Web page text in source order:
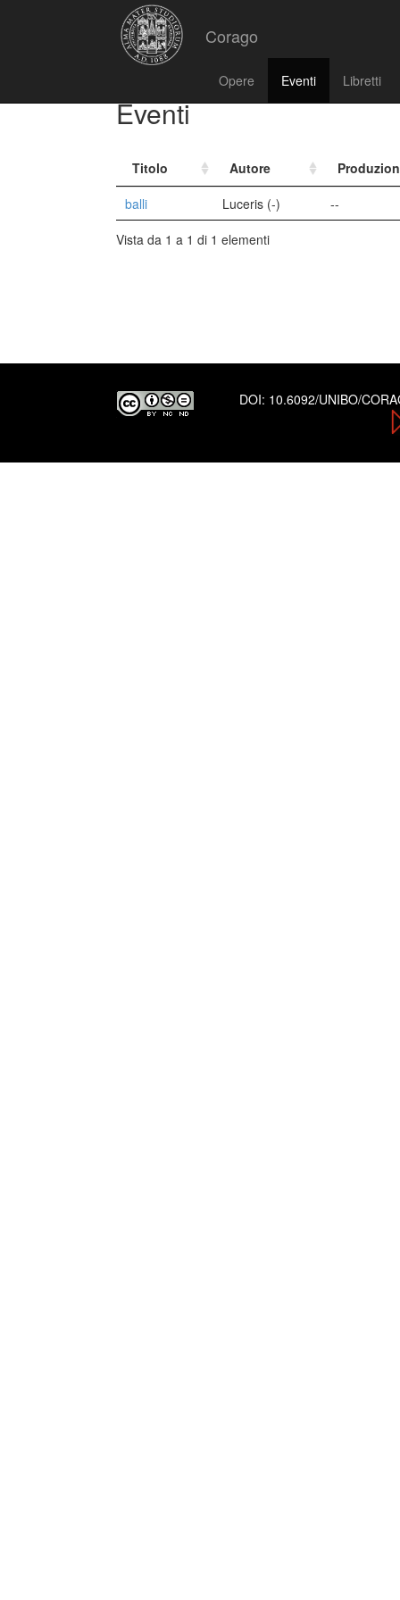
Corago
Opere Eventi Libretti
Eventi
Titolo Autore
balli
Luceris (-)
--
Vista da 1 a 1 di 1 elementi
DOI: 10.6092/UNIBO/